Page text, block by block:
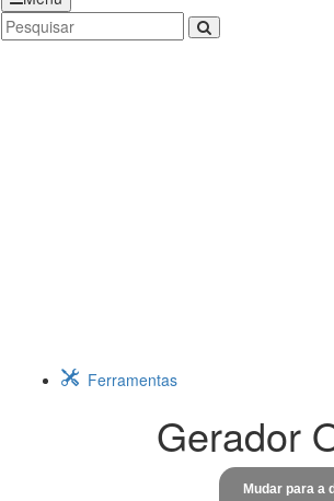
Ferramentas
Gerador
Mudar para a